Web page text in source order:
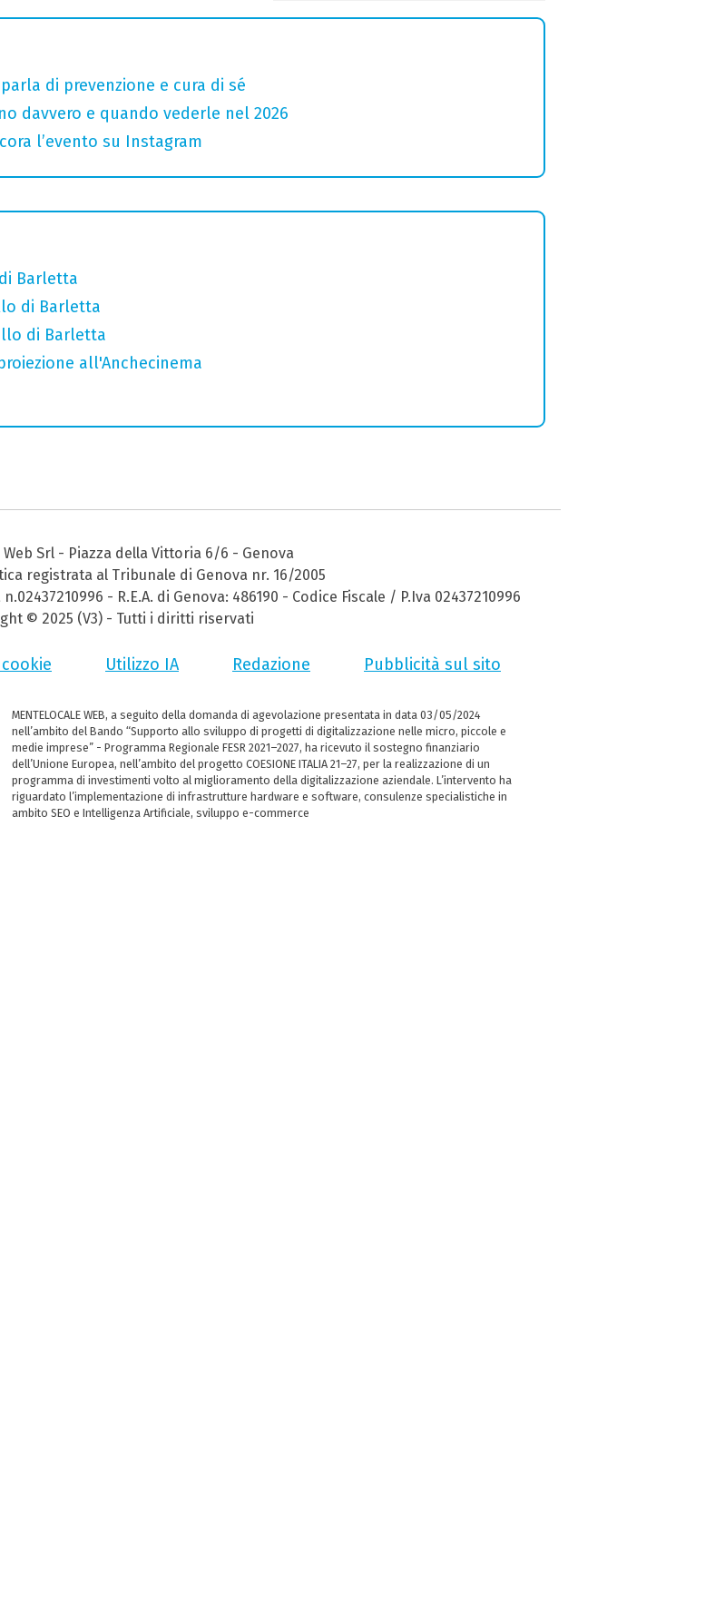
di prevenzione e cura di sé
davvero e quando vederle nel 2026
l’evento su Instagram
Barletta
di Barletta
di Barletta
all'Anchecinema
Srl - Piazza della Vittoria 6/6 - Genova
registrata al Tribunale di Genova nr. 16/2005
- R.E.A. di Genova: 486190 - Codice Fiscale / P.Iva 02437210996
© 2025 (V3) - Tutti i diritti riservati
Utilizzo IA Redazione Pubblicità sul sito
MENTELOCALE WEB, a seguito della domanda di agevolazione presentata in data 03/05/2024
nell’ambito del Bando “Supporto allo sviluppo di progetti di digitalizzazione nelle micro, piccole e
medie imprese” - Programma Regionale FESR 2021–2027, ha ricevuto il sostegno finanziario
dell’Unione Europea, nell’ambito del progetto COESIONE ITALIA 21–27, per la realizzazione di un
programma di investimenti volto al miglioramento della digitalizzazione aziendale. L’intervento ha
riguardato l’implementazione di infrastrutture hardware e software, consulenze specialistiche in
ambito SEO e Intelligenza Artificiale, sviluppo e-commerce